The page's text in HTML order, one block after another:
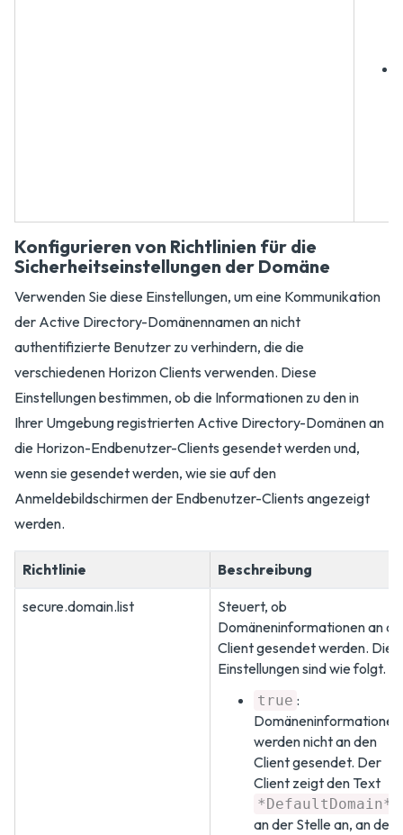
Konfigurieren von Richtlinien für die
Sicherheitseinstellungen der Domäne
Verwenden Sie diese Einstellungen, um eine Kommunikation
der Active Directory-Domänennamen an nicht
authentifizierte Benutzer zu verhindern, die die
verschiedenen Horizon Clients verwenden. Diese
Einstellungen bestimmen, ob die Informationen zu den in
Ihrer Umgebung registrierten Active Directory-Domänen an
die Horizon-Endbenutzer-Clients gesendet werden und,
wenn sie gesendet werden, wie sie auf den
Anmeldebildschirmen der Endbenutzer-Clients angezeigt
werden.
Richtlinie Beschreibung
secure.domain.list
Steuert, ob
Domäneninformationen an
Client gesendet werden. Die
Einstellungen sind wie folgt.
true :
Domäneninformationen
werden nicht an den
Client gesendet. Der
Client zeigt den Text
*DefaultDomain*
an der Stelle an, an der